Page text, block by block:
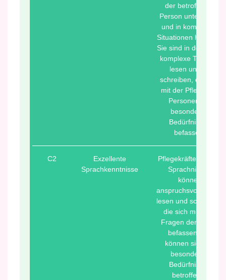
der betroffenen
Person unterhalten
und in komplexen
Situationen handeln.
Sie sind in der Lage,
komplexe Texte zu
lesen und zu
schreiben, die sich
mit der Pflege von
Personen mit
besonderen
Bedürfnissen
befassen.
C2
Exzellente
Sprachkenntnisse
Pflegekräfte mit C2-
Sprachniveau
können
anspruchsvolle Texte
lesen und schreiben,
die sich mit allen
Fragen der Pflege
befassen. Sie
können sich mit
besonderen
Bedürfnissen
betroffener